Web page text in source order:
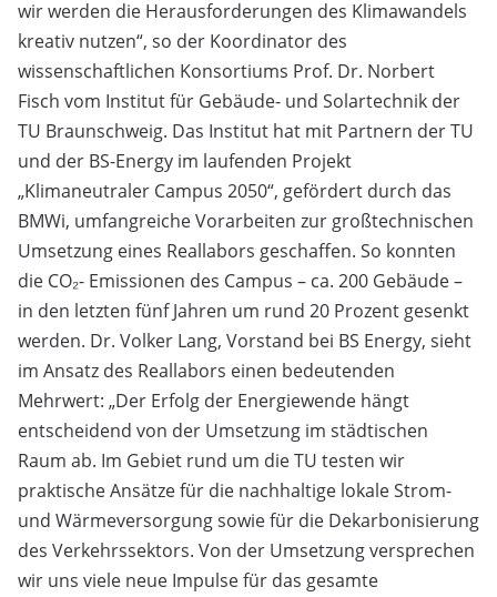
wir werden die Herausforderungen des Klimawandels
kreativ nutzen“, so der Koordinator des
wissenschaftlichen Konsortiums Prof. Dr. Norbert
Fisch vom Institut für Gebäude- und Solartechnik der
TU Braunschweig. Das Institut hat mit Partnern der TU
und der BS-Energy im laufenden Projekt
„Klimaneutraler Campus 2050“, gefördert durch das
BMWi, umfangreiche Vorarbeiten zur großtechnischen
Umsetzung eines Reallabors geschaffen. So konnten
die CO₂- Emissionen des Campus – ca. 200 Gebäude –
in den letzten fünf Jahren um rund 20 Prozent gesenkt
werden. Dr. Volker Lang, Vorstand bei BS Energy, sieht
im Ansatz des Reallabors einen bedeutenden
Mehrwert: „Der Erfolg der Energiewende hängt
entscheidend von der Umsetzung im städtischen
Raum ab. Im Gebiet rund um die TU testen wir
praktische Ansätze für die nachhaltige lokale Strom-
und Wärmeversorgung sowie für die Dekarbonisierung
des Verkehrssektors. Von der Umsetzung versprechen
wir uns viele neue Impulse für das gesamte